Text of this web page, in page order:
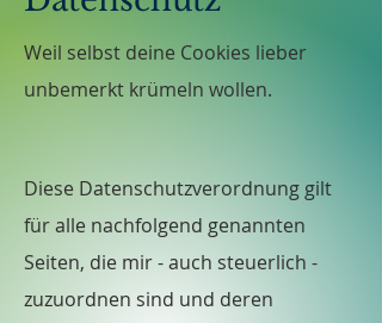
Weil selbst deine Cookies lieber
unbemerkt krümeln wollen.
Diese Datenschutzverordnung gilt
für alle nachfolgend genannten
Seiten, die mir - auch steuerlich -
zuzuordnen sind und deren